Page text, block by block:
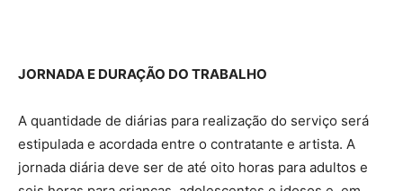
JORNADA E DURAÇÃO DO TRABALHO
A quantidade de diárias para realização do serviço será
estipulada e acordada entre o contratante e artista. A
jornada diária deve ser de até oito horas para adultos e